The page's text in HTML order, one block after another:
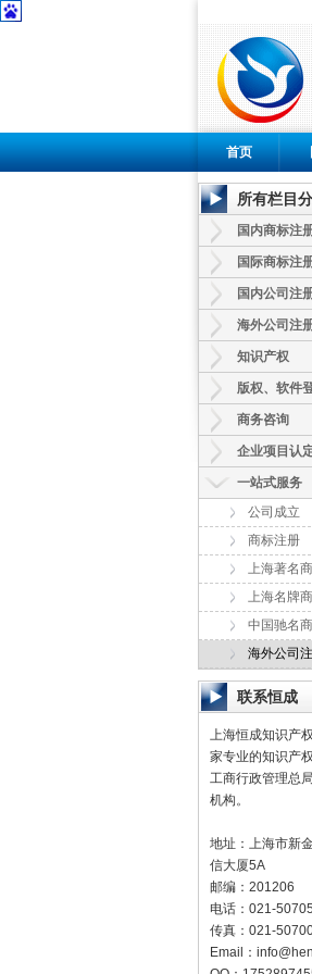
首页
所有栏目
国内商标注
国际商标注
国内公司注
海外公司注
知识产权
版权、软件
商务咨询
企业项目认
一站式服务
公司成立
商标注册
上海著名
上海名牌
中国驰名
海外公司
联系恒成
上海恒成知识产
家专业的知识产
工商行政管理总
机构。
地址：上海市新
信大厦5A
邮编：201206
电话：021-
传真：021-
Email：